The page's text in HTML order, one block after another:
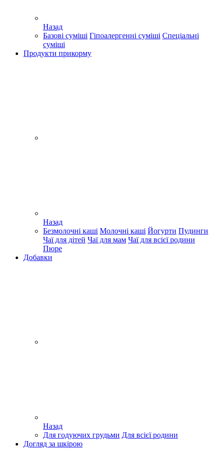
Назад
Базові суміші Гіпоалергенні суміші Спеціальні
суміші
Продукти прикорму
Назад
Безмолочні каші Молочні каші Йогурти Пудинги
Чаї для дітей Чаї для мам Чаї для всієї родини
Пюре
Добавки
Назад
Для годуючих грудьми Для всієї родини
Догляд за шкірою